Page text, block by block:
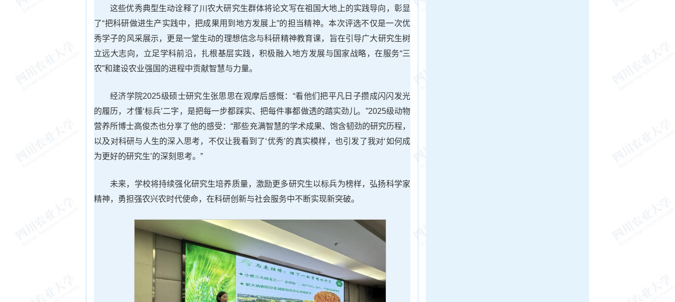
这些优秀典型生动诠释了川农大研究生群体将论文写在祖国大地上的实践导向，彰显
了“把科研做进生产实践中，把成果用到地方发展上”的担当精神。本次评选不仅是一次优
秀学子的风采展示，更是一堂生动的理想信念与科研精神教育课，旨在引导广大研究生树
立远大志向，立足学科前沿，扎根基层实践，积极融入地方发展与国家战略，在服务“三
农”和建设农业强国的进程中贡献智慧与力量。
经济学院2025级硕士研究生张思思在观摩后感慨：“看他们把平凡日子攒成闪闪发光
的履历，才懂‘标兵’二字，是把每一步都踩实、把每件事都做透的踏实劲儿。”2025级动物
营养所博士高俊杰也分享了他的感受：“那些充满智慧的学术成果、饱含韧劲的研究历程，
以及对科研与人生的深入思考，不仅让我看到了‘优秀’的真实模样，也引发了我对‘如何成
为更好的研究生’的深刻思考。”
未来，学校将持续强化研究生培养质量，激励更多研究生以标兵为榜样，弘扬科学家
精神，勇担强农兴农时代使命，在科研创新与社会服务中不断实现新突破。